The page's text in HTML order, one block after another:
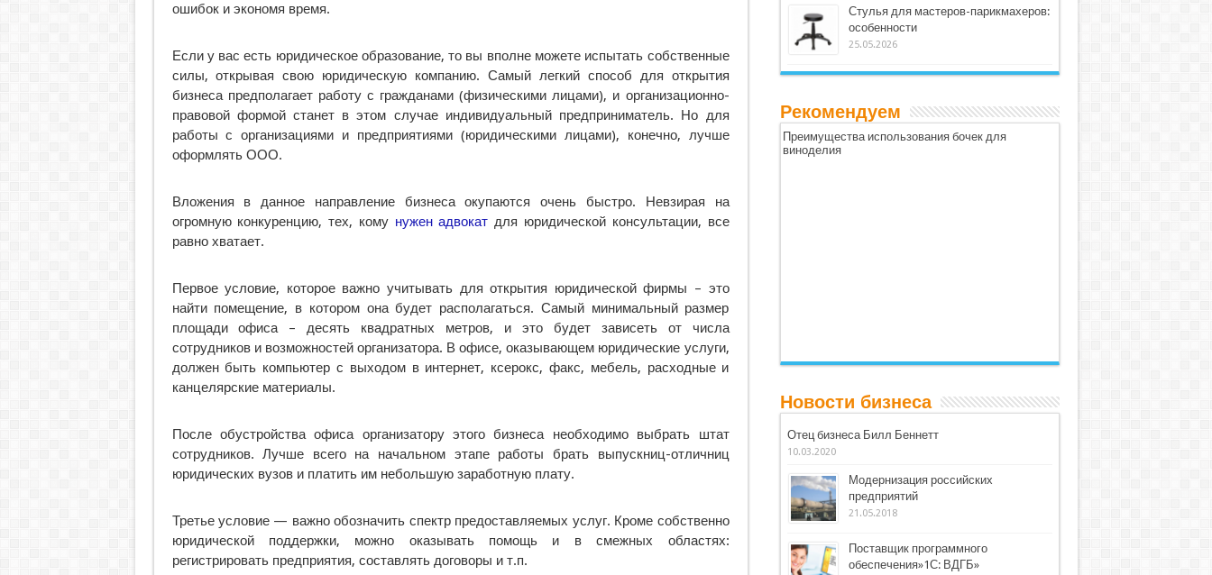
ошибок и экономя время.
Если у вас есть юридическое образование, то вы вполне можете испытать собственные
силы, открывая свою юридическую компанию. Самый легкий способ для открытия
бизнеса предполагает работу с гражданами (физическими лицами), и организационно-
правовой формой станет в этом случае индивидуальный предприниматель. Но для
работы с организациями и предприятиями (юридическими лицами), конечно, лучше
оформлять ООО.
Вложения в данное направление бизнеса окупаются очень быстро. Невзирая на
огромную конкуренцию, тех, кому нужен адвокат для юридической консультации, все
равно хватает.
Первое условие, которое важно учитывать для открытия юридической фирмы – это
найти помещение, в котором она будет располагаться. Самый минимальный размер
площади офиса – десять квадратных метров, и это будет зависеть от числа
сотрудников и возможностей организатора. В офисе, оказывающем юридические услуги,
должен быть компьютер с выходом в интернет, ксерокс, факс, мебель, расходные и
канцелярские материалы.
После обустройства офиса организатору этого бизнеса необходимо выбрать штат
сотрудников. Лучше всего на начальном этапе работы брать выпускниц-отличниц
юридических вузов и платить им небольшую заработную плату.
Третье условие — важно обозначить спектр предоставляемых услуг. Кроме собственно
юридической поддержки, можно оказывать помощь и в смежных областях:
регистрировать предприятия, составлять договоры и т.п.
Стулья для мастеров-парикмахеров:
особенности
25.05.2026
Рекомендуем
Преимущества использования бочек для
виноделия
Новости бизнеса
Отец бизнеса Билл Беннетт
10.03.2020
Модернизация российских
предприятий
21.05.2018
Поставщик программного
обеспечения»1С: ВДГБ»